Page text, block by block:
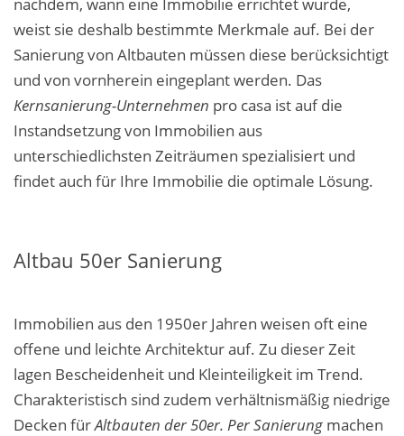
nachdem, wann eine Immobilie errichtet wurde,
weist sie deshalb bestimmte Merkmale auf. Bei der
Sanierung von Altbauten müssen diese berücksichtigt
und von vornherein eingeplant werden. Das
Kernsanierung-Unternehmen pro casa ist auf die
Instandsetzung von Immobilien aus
unterschiedlichsten Zeiträumen spezialisiert und
findet auch für Ihre Immobilie die optimale Lösung.
Altbau 50er Sanierung
Immobilien aus den 1950er Jahren weisen oft eine
offene und leichte Architektur auf. Zu dieser Zeit
lagen Bescheidenheit und Kleinteiligkeit im Trend.
Charakteristisch sind zudem verhältnismäßig niedrige
Decken fürAltbauten der 50er. Per Sanierung machen